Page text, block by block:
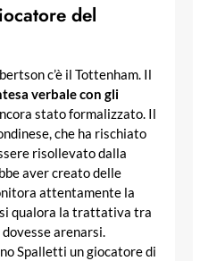
del
c’è il Tottenham. Il
verbale con gli
stato formalizzato. Il
che ha rischiato
risollevato dalla
aver creato delle
attentamente la
qualora la trattativa tra
dovesse arenarsi.
Spalletti un giocatore di